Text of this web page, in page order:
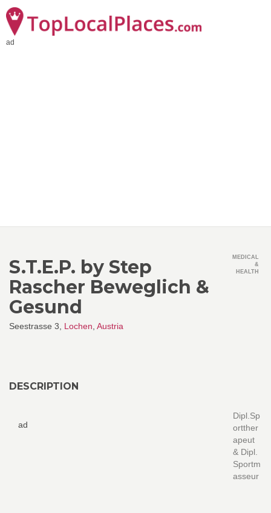
ad
S.T.E.P. by Step
Rascher Beweglich &
Gesund
Seestrasse 3, Lochen Austria
MEDICAL
&
HEALTH
DESCRIPTION
ad
Dipl.Sp
ortther
apeut
& Dipl.
Sportm
asseur